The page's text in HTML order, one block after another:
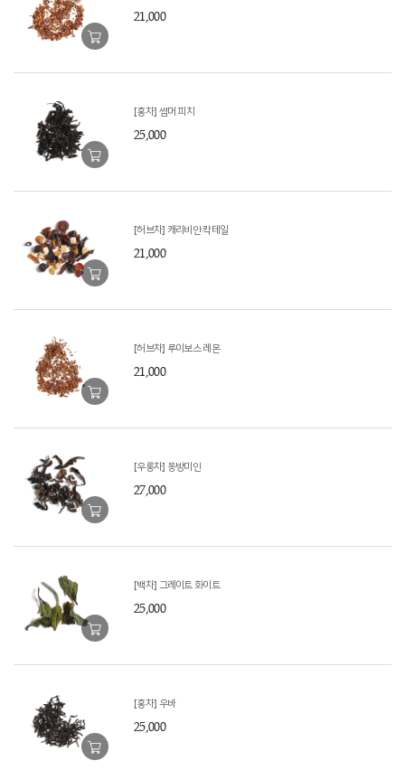
21,000
[홍차] 썸머 피치
25,000
[허브차] 캐리비안 칵테일
21,000
[허브차] 루이보스 레몬
21,000
[우롱차] 동방미인
27,000
[백차] 그레이트 화이트
25,000
[홍차] 우바
25,000